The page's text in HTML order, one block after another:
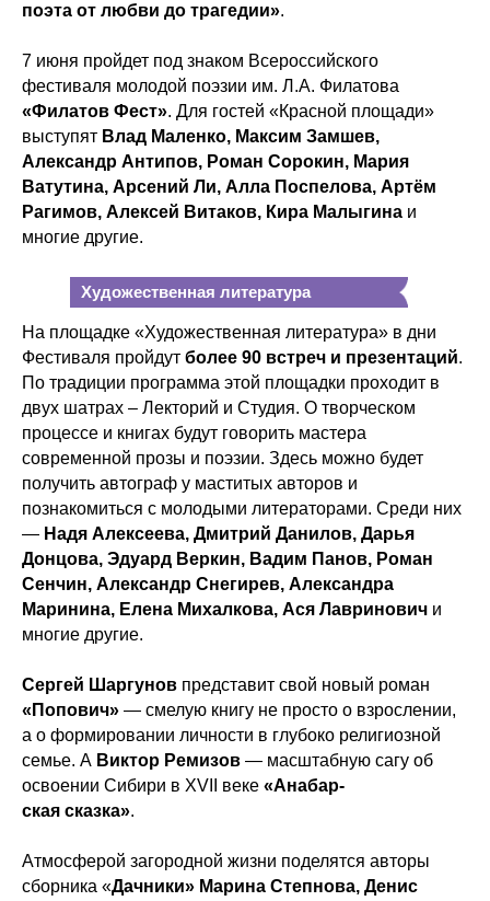
поэта от любви до трагедии».
7 июня пройдет под знаком Всероссийского
фестиваля молодой поэзии им. Л.А. Филатова
«Филатов Фест». Для гостей «Красной площади»
выступят Влад Маленко, Максим Замшев,
Александр Антипов, Роман Сорокин, Мария
Ватутина, Арсений Ли, Алла Поспелова, Артём
Рагимов, Алексей Витаков, Кира Малыгина и
многие другие.
Художественная литература
На площадке «Художественная литература» в дни
Фестиваля пройдут более 90 встреч и презентаций.
По традиции программа этой площадки проходит в
двух шатрах – Лекторий и Студия. О творческом
процессе и книгах будут говорить мастера
современной прозы и поэзии. Здесь можно будет
получить автограф у маститых авторов и
познакомиться с молодыми литераторами. Среди них
— Надя Алексеева, Дмитрий Данилов, Дарья
Донцова, Эдуард Веркин, Вадим Панов, Роман
Сенчин, Александр Снегирев, Александра
Маринина, Елена Михалкова, Ася Лавринович и
многие другие.
Сергей Шаргунов представит свой новый роман
«Попович» — смелую книгу не просто о взрослении,
а о формировании личности в глубоко религиозной
семье. А Виктор Ремизов — масштабную сагу об
освоении Сибири в XVII веке «Анабар-
ская сказка».
Атмосферой загородной жизни поделятся авторы
сборника «Дачники» Марина Степнова, Денис